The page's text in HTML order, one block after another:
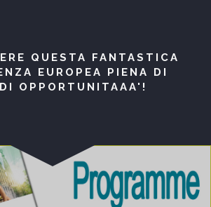
QUESTA FANTASTICA
EUROPEA PIENA DI
OPPORTUNITAAA'!